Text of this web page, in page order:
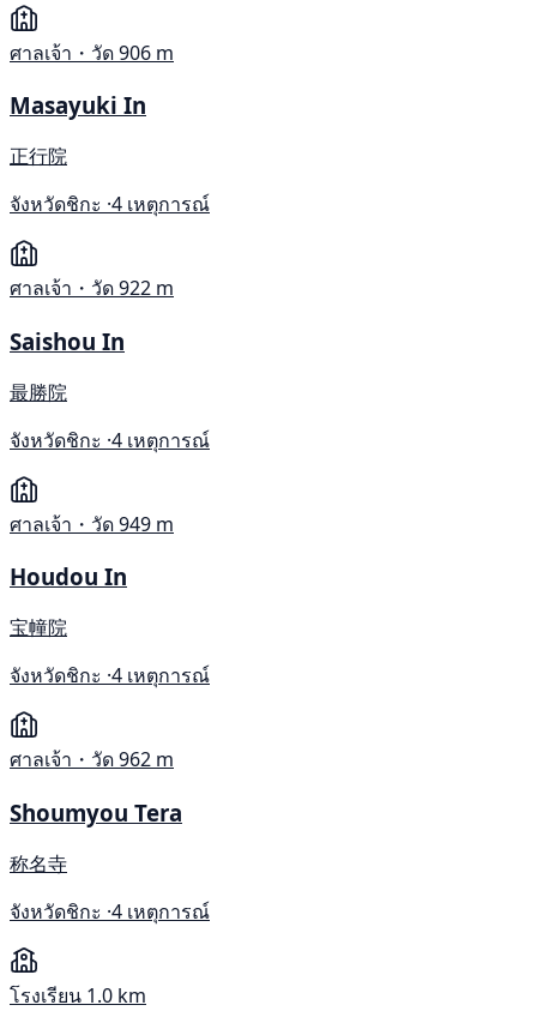
ศาลเจ้า・วัด906 m
Masayuki In
正行院
จังหวัดชิกะ ·4 เหตุการณ์
ศาลเจ้า・วัด922 m
Saishou In
最勝院
จังหวัดชิกะ ·4 เหตุการณ์
ศาลเจ้า・วัด949 m
Houdou In
宝幢院
จังหวัดชิกะ ·4 เหตุการณ์
ศาลเจ้า・วัด962 m
Shoumyou Tera
称名寺
จังหวัดชิกะ ·4 เหตุการณ์
โรงเรียน 1.0 km